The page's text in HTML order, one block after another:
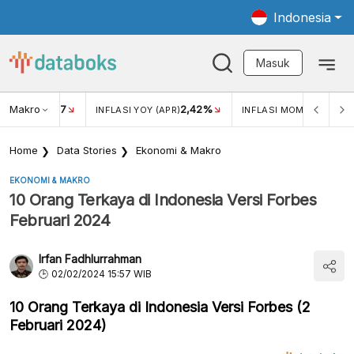
Indonesia
Masuk
Makro
USD/IDR 17 INFLASI YOY (APR)2,42% INFLASI MOM (APR)
Home Data Stories Ekonomi & Makro
EKONOMI & MAKRO
10 Orang Terkaya di Indonesia Versi Forbes
Februari 2024
Irfan Fadhlurrahman
02/02/2024 15:57 WIB
10 Orang Terkaya di Indonesia Versi Forbes (2
Februari 2024)